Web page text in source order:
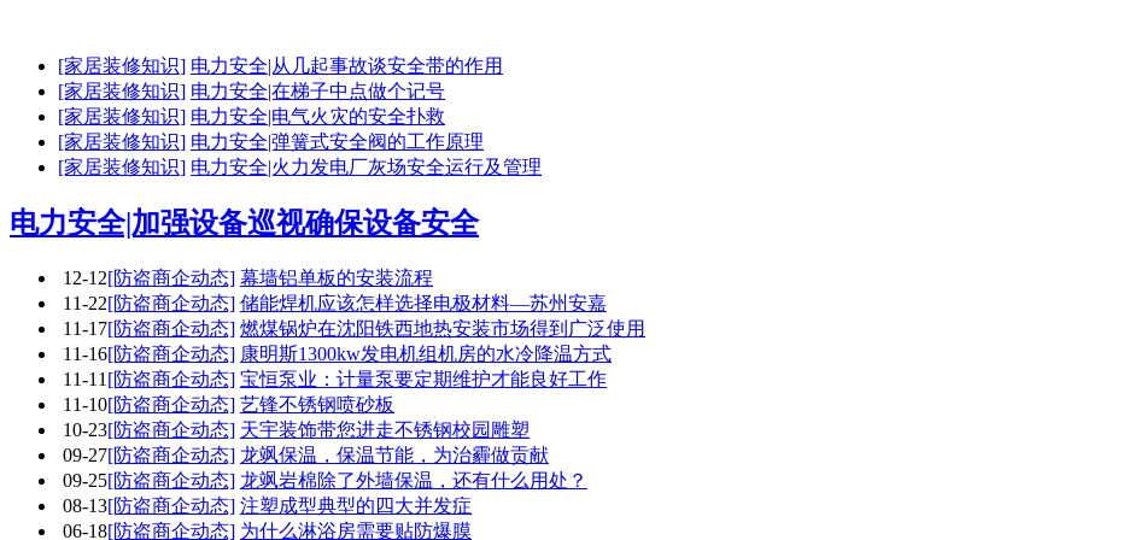
[家居装修知识] 电力安全|从几起事故谈安全带的作用
[家居装修知识] 电力安全|在梯子中点做个记号
[家居装修知识] 电力安全|电气火灾的安全扑救
[家居装修知识] 电力安全|弹簧式安全阀的工作原理
[家居装修知识] 电力安全|火力发电厂灰场安全运行及管理
电力安全|加强设备巡视确保设备安全
12-12[防盗商企动态] 幕墙铝单板的安装流程
11-22[防盗商企动态] 储能焊机应该怎样选择电极材料—苏州安嘉
11-17[防盗商企动态] 燃煤锅炉在沈阳铁西地热安装市场得到广泛使用
11-16[防盗商企动态] 康明斯1300kw发电机组机房的水冷降温方式
11-11 [防盗商企动态] 宝恒泵业：计量泵要定期维护才能良好工作
11-10[防盗商企动态] 艺锋不锈钢喷砂板
10-23[防盗商企动态] 天宇装饰带您进走不锈钢校园雕塑
09-27[防盗商企动态] 龙飒保温，保温节能，为治霾做贡献
09-25[防盗商企动态] 龙飒岩棉除了外墙保温，还有什么用处？
08-13[防盗商企动态] 注塑成型典型的四大并发症
06-18[防盗商企动态] 为什么淋浴房需要贴防爆膜